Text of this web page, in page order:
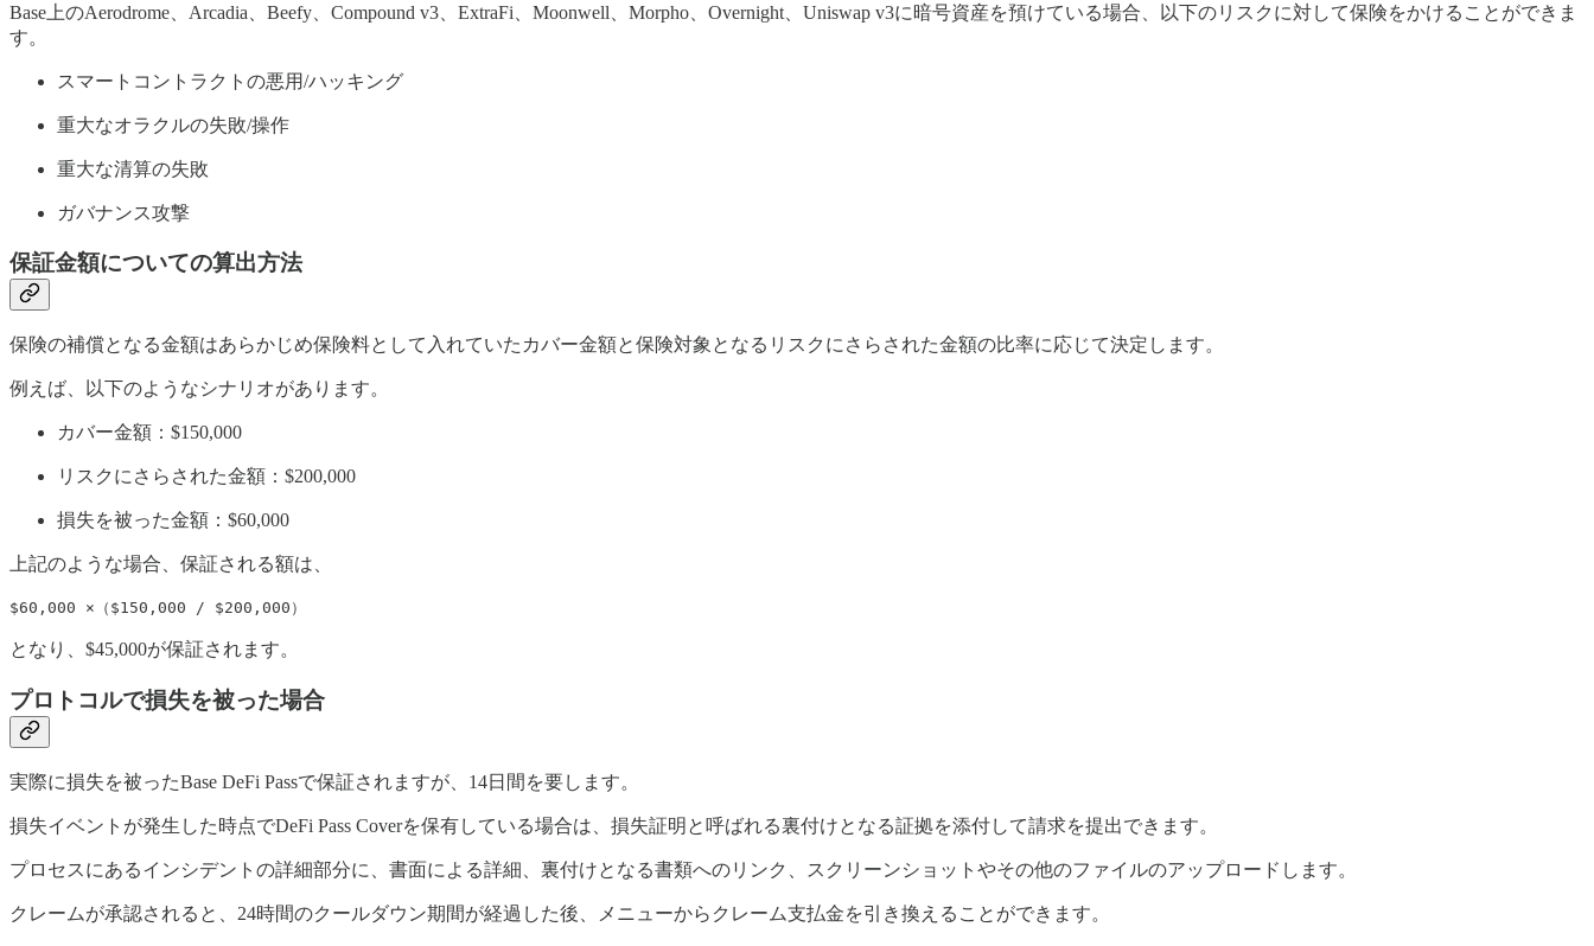
Base上のAerodrome、Arcadia、Beefy、Compound v3、ExtraFi、Moonwell、Morpho、Overnight、Uniswap v3に暗号資産を預けている場合、以下のリスクに対して保険をかけることができま
す。
スマートコントラクトの悪用/ハッキング
重大なオラクルの失敗/操作
重大な清算の失敗
ガバナンス攻撃
保証金額についての算出方法
保険の補償となる金額はあらかじめ保険料として入れていたカバー金額と保険対象となるリスクにさらされた金額の比率に応じて決定します。
例えば、以下のようなシナリオがあります。
カバー金額：$150,000
リスクにさらされた金額：$200,000
損失を被った金額：$60,000
上記のような場合、保証される額は、
$60,000 ×（$150,000 / $200,000）
となり、$45,000が保証されます。
プロトコルで損失を被った場合
実際に損失を被ったBase DeFi Passで保証されますが、14日間を要します。
損失イベントが発生した時点でDeFi Pass Coverを保有している場合は、損失証明と呼ばれる裏付けとなる証拠を添付して請求を提出できます。
プロセスにあるインシデントの詳細部分に、書面による詳細、裏付けとなる書類へのリンク、スクリーンショットやその他のファイルのアップロードします。
クレームが承認されると、24時間のクールダウン期間が経過した後、メニューからクレーム支払金を引き換えることができます。